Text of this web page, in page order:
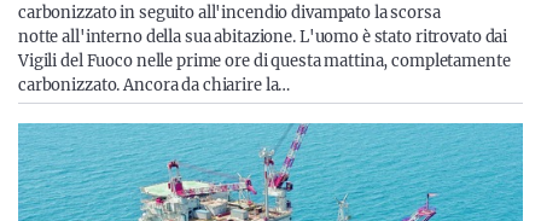
carbonizzato in seguito all'incendio divampato la scorsa
notte all'interno della sua abitazione. L'uomo è stato ritrovato dai
Vigili del Fuoco nelle prime ore di questa mattina, completamente
carbonizzato. Ancora da chiarire la…